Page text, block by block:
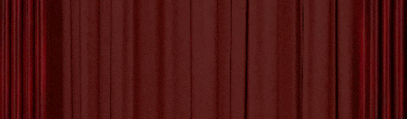
Tagged with: , artistieke disciplines
beeldhouwkunst
, beeldhouwwerk cultureel erfgoed
emoties
emoties vastleggen flamenco